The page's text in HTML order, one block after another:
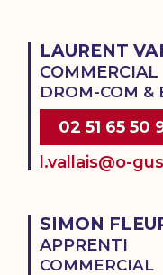
LAURENT
COMMERCIAL
DROM-COM &
02 51 65 50
l.vallais@o-
SIMON
APPRENTI
COMMERCIAL